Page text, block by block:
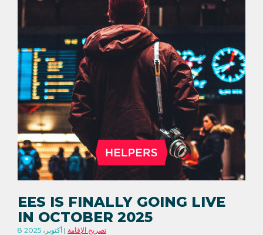
EES IS FINALLY GOING LIVE
IN OCTOBER 2025
8 أكتوبر، 2025 تصريح الإقامة